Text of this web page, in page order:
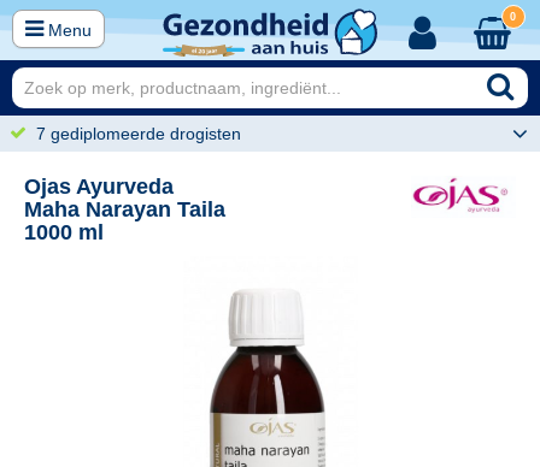
Menu
0
7 gediplomeerde drogisten
Ojas Ayurveda
Maha Narayan Taila
1000 ml